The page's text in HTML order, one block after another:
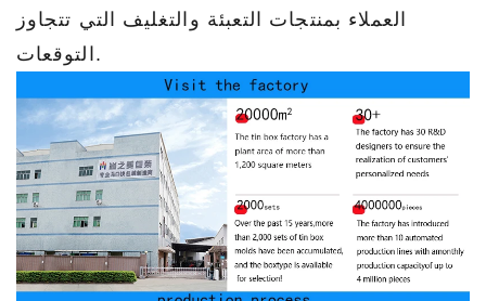
العملاء بمنتجات التعبئة والتغليف التي تتجاوز
التوقعات.